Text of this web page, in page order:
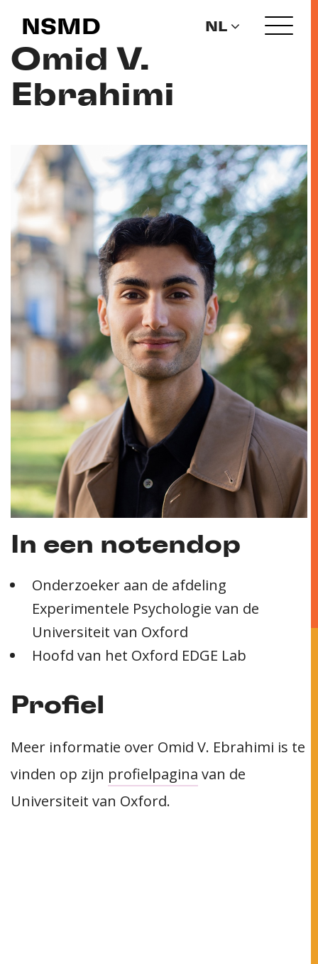
NSMD NL
Omid V.
Ebrahimi
In een notendop
Onderzoeker aan de afdeling
Experimentele Psychologie van de
Universiteit van Oxford
Hoofd van het Oxford EDGE Lab
Profiel
Meer informatie over Omid V. Ebrahimi is te
vinden op zijn profielpagina van de
Universiteit van Oxford.